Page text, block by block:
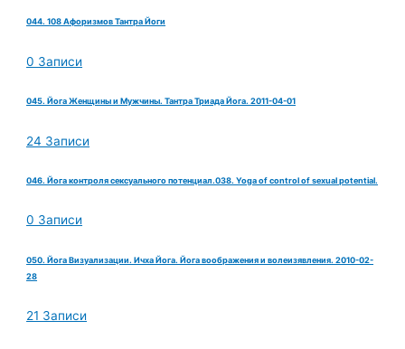
044. 108 Афоризмов Тантра Йоги
0 Записи
045. Йога Женщины и Мужчины. Тантра Триада Йога. 2011-04-01
24 Записи
046. Йога контроля сексуального потенциал.038. Yoga of control of sexual potential.
0 Записи
050. Йога Визуализации. Ичха Йога. Йога воображения и волеизявления. 2010-02-
28
21 Записи